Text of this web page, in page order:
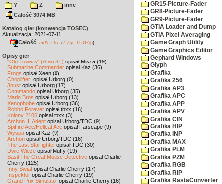
Y
Z
inne
Całość 3074 MB
Katalog gier (konwencja TOSEC)
Aktualizacja: 2021-07-11
Całość md5 sha (7-Zip TUGZip)
Opisy gier
"Old Towers" (Atari ST) opisał Misza (19)
Submarine Commander opisał Kaz (36)
Frogs opisał Xeen (0)
Choplifter! opisał Urborg (0)
Joust opisał Urborg (17)
Commando opisał Urborg (35)
Mario Bros opisał Urborg (13)
Xenophobe opisał Urborg (36)
Robbo Forever opisał tbxx (16)
Kolony 2106 opisał tbxx (3)
Archon II: Adept opisał Urborg/TDC (9)
Spitfire Ace/Hellcat Ace opisał Farscape (9)
Wyspa opisał Kaz (9)
Archon opisał Urborg/TDC (16)
The Last Starfighter opisał TDC (30)
Dwie Wieże opisał Muffy (19)
Basil The Great Mouse Detective opisał Charlie
Cherry (125)
Inny Świat opisał Charlie Cherry (17)
Inspektor opisał Charlie Cherry (19)
Grand Prix Simulator opisał Charlie Cherry (16)
GR15-Picture-Fader
GR8-Picture-Fader
GR9-Picture-Fader
GTIA Loader and Dump
GTIA Pixel Averaging
Game Graph Utility
Game Graphics Editor
Gephard Windows
Glyph
Grafika
Grafika 256
Grafika AP3
Grafika APC
Grafika APP
Grafika APV
Grafika CIN
Grafika HIP
Grafika INP
Grafika MAX
Grafika PLM
Grafika PZM
Grafika RGB
Grafika RIP
Grafika RastaConverter